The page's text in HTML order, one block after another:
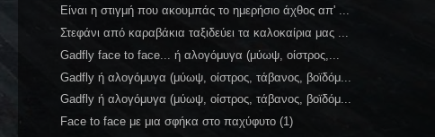
Είναι η στιγμή που ακουμπάς το ημερήσιο άχθος απ' ...
Στεφάνι από καραβάκια ταξιδεύει τα καλοκαίρια μας ...
Gadfly face to face... ή αλογόμυγα (μύωψ, οίστρος,...
Gadfly ή αλογόμυγα (μύωψ, οίστρος, τάβανος, βοϊδόμ...
Gadfly ή αλογόμυγα (μύωψ, οίστρος, τάβανος, βοϊδόμ...
Face to face με μια σφήκα στο παχύφυτο (1)